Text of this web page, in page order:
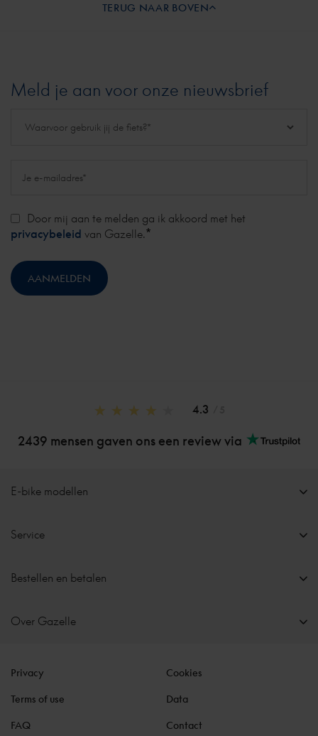
4.3
2439 mensen gaven ons een review via
Meld je aan voor onze nieuwsbrief
Door mij aan te melden ga ik akkoord met het
privacybeleid van Gazelle.*
TERUG NAAR BOVEN
E-bike modellen
Service
Bestellen en betalen
Over Gazelle
Privacy Cookies
Terms of use Data
FAQ Contact